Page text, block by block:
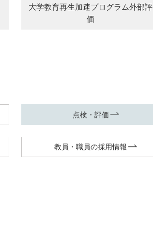
大学教育再生加速プログラム外部評
価
点検・評価
教員・職員の採用情報